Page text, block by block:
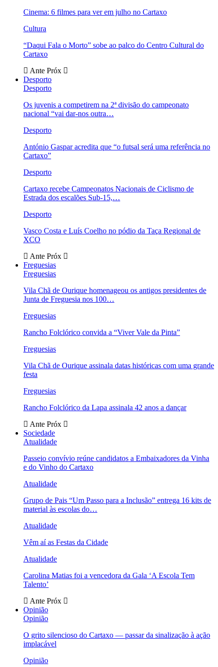
Cinema: 6 filmes para ver em julho no Cartaxo
Cultura
“Daqui Fala o Morto” sobe ao palco do Centro Cultural do
Cartaxo
Ante Próx
Desporto
Desporto
Os juvenis a competirem na 2ª divisão do campeonato
nacional “vai dar-nos outra…
Desporto
António Gaspar acredita que “o futsal será uma referência no
Cartaxo”
Desporto
Cartaxo recebe Campeonatos Nacionais de Ciclismo de
Estrada dos escalões Sub-15,…
Desporto
Vasco Costa e Luís Coelho no pódio da Taça Regional de
XCO
Ante Próx
Freguesias
Freguesias
Vila Chã de Ourique homenageou os antigos presidentes de
Junta de Freguesia nos 100…
Freguesias
Rancho Folclórico convida a “Viver Vale da Pinta”
Freguesias
Vila Chã de Ourique assinala datas históricas com uma grande
festa
Freguesias
Rancho Folclórico da Lapa assinala 42 anos a dançar
Ante Próx
Sociedade
Atualidade
Passeio convívio reúne candidatos a Embaixadores da Vinha
e do Vinho do Cartaxo
Atualidade
Grupo de Pais “Um Passo para a Inclusão” entrega 16 kits de
material às escolas do…
Atualidade
Vêm aí as Festas da Cidade
Atualidade
Carolina Matias foi a vencedora da Gala ‘A Escola Tem
Talento’
Ante Próx
Opinião
Opinião
O grito silencioso do Cartaxo — passar da sinalização à ação
implacável
Opinião